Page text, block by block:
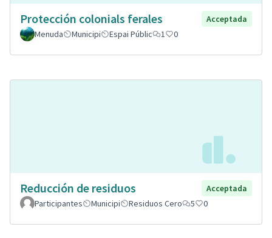
Protección colonials ferales
Acceptada
Menuda
Municipi Espai Públic 1 0
Reducción de residuos
Acceptada
Participantes
Municipi Residuos Cero 5 0